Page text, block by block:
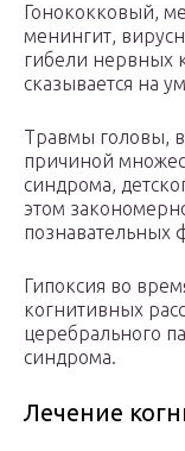
Гонококковый,
менингит,
гибели нервных
сказывается на
Травмы головы,
причиной
синдрома,
этом
познавательных
Гипоксия во
когнитивных
церебрального
синдрома.
Лечение